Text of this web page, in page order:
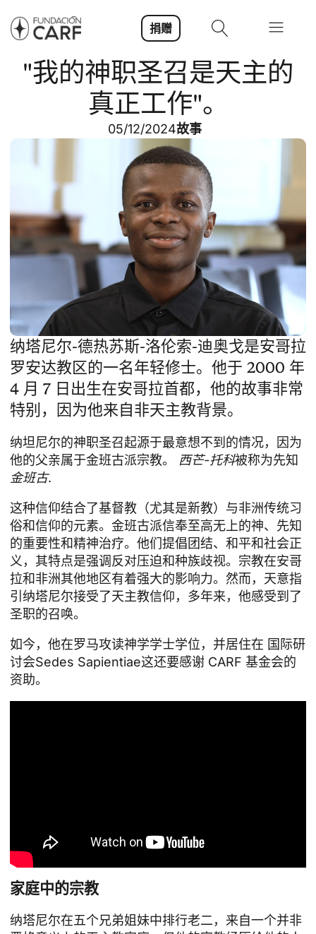
捐赠
"我的神职圣召是天主的
真正工作"。
05/12/2024故事
纳塔尼尔-德热苏斯-洛伦索-迪奥戈是安哥拉
罗安达教区的一名年轻修士。他于 2000 年
4 月 7 日出生在安哥拉首都，他的故事非常
特别，因为他来自非天主教背景。
纳坦尼尔的神职圣召起源于最意想不到的情况，因为
他的父亲属于金班古派宗教。 西芒-托科被称为先知
金班古.
这种信仰结合了基督教（尤其是新教）与非洲传统习
俗和信仰的元素。金班古派信奉至高无上的神、先知
的重要性和精神治疗。他们提倡团结、和平和社会正
义，其特点是强调反对压迫和种族歧视。宗教在安哥
拉和非洲其他地区有着强大的影响力。然而，天意指
引纳塔尼尔接受了天主教信仰，多年来，他感受到了
圣职的召唤。
如今，他在罗马攻读神学学士学位，并居住在 国际研
讨会Sedes Sapientiae这还要感谢 CARF 基金会的
资助。
家庭中的宗教
纳塔尼尔在五个兄弟姐妹中排行老二，来自一个并非